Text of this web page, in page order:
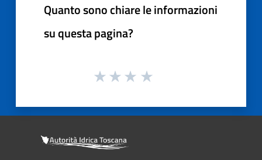
Quanto sono chiare le informazioni
su questa pagina?